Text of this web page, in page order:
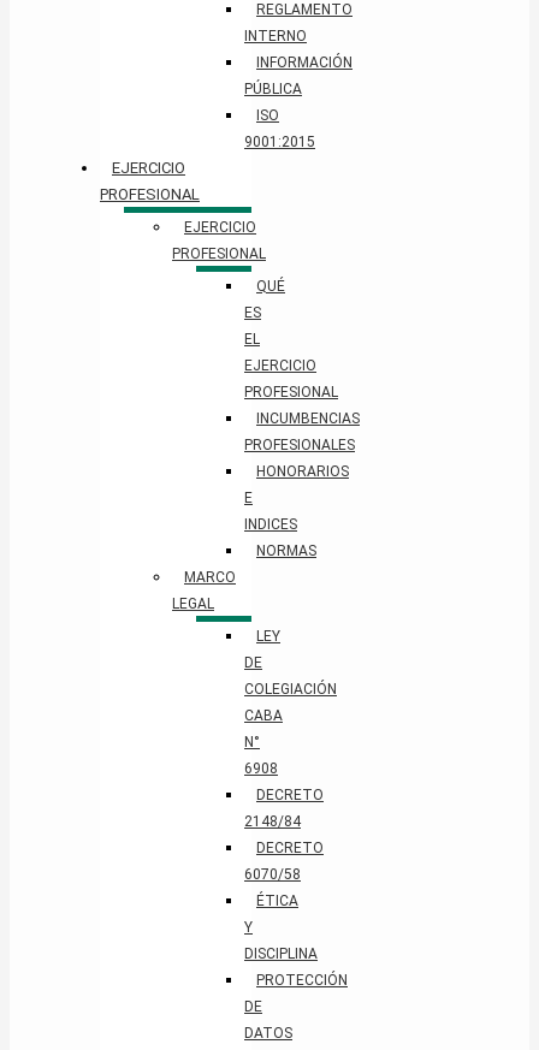
REGLAMENTO
INTERNO
INFORMACIÓN
PÚBLICA
ISO
9001:2015
EJERCICIO
PROFESIONAL
EJERCICIO
PROFESIONAL
QUÉ
ES
EL
EJERCICIO
PROFESIONAL
INCUMBENCIAS
PROFESIONALES
HONORARIOS
E
INDICES
NORMAS
MARCO
LEGAL
LEY
DE
COLEGIACIÓN
CABA
N°
6908
DECRETO
2148/84
DECRETO
6070/58
ÉTICA
Y
DISCIPLINA
PROTECCIÓN
DE
DATOS